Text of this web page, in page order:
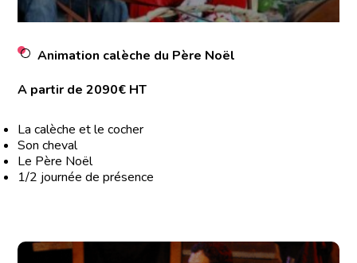
Animation calèche du Père Noël
A partir de 2090€ HT
La calèche et le cocher
Son cheval
Le Père Noël
1/2 journée de présence